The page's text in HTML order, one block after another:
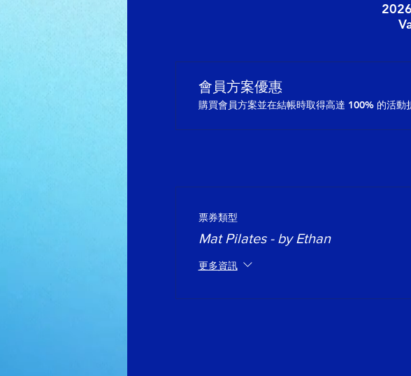
會員方案優惠
購買會員方案並在結帳時取得高達 100% 的活動
票券類型
Mat Pilates - by Ethan
更多資訊